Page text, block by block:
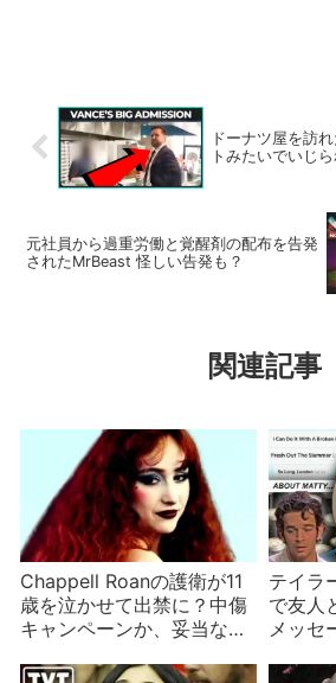
ドーナツ屋を訪
トみたいでいじ
元社員から過重労働と覚醒剤の配布を告発
されたMrBeast 怪しい告発も？
関連記事
Chappell Roanの護衛が11
歳を泣かせて出禁に？中傷
キャンペーンか、妥当な批
テイラ
で友人
メッセ